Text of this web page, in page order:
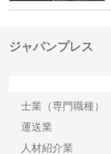
ジャパンプレス
士業（専門職種）
運送業
人材紹介業